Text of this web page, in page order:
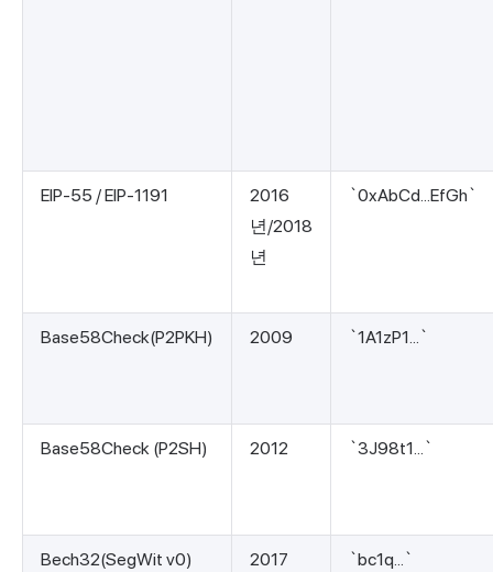
EIP-55 / EIP-1191
2016
년/2018
년
`0xAbCd...EfGh`
Base58Check(P2PKH) 2009 `1A1zP1...`
Base58Check (P2SH) 2012 `3J98t1...`
Bech32(SegWit v0) 2017 `bc1q...`